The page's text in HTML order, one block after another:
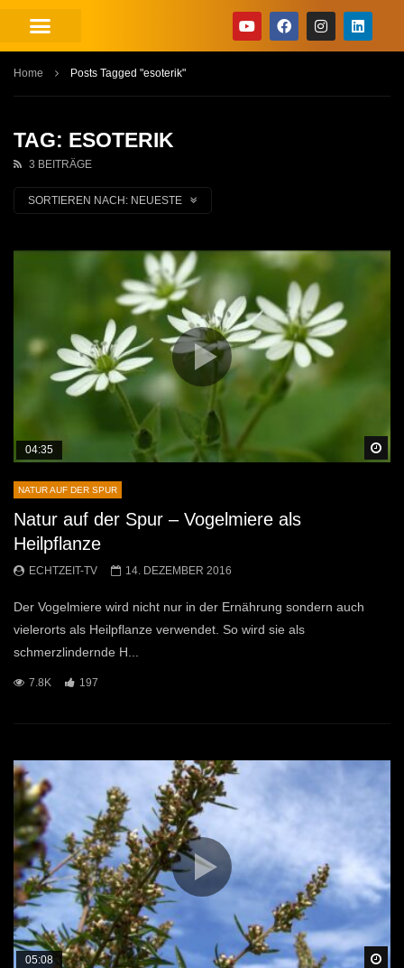
Home Posts Tagged "esoterik"
TAG: ESOTERIK
3 BEITRÄGE
SORTIEREN NACH: NEUESTE
04:35
NATUR AUF DER SPUR
Natur auf der Spur – Vogelmiere als
Heilpflanze
ECHTZEIT-TV 14. DEZEMBER 2016
Der Vogelmiere wird nicht nur in der Ernährung sondern auch
vielerorts als Heilpflanze verwendet. So wird sie als
schmerzlindernde H...
7.8K 197
05:08